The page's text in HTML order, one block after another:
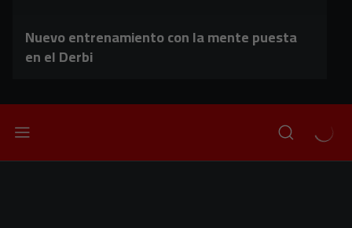
Nuevo entrenamiento con la mente puesta
en el Derbi